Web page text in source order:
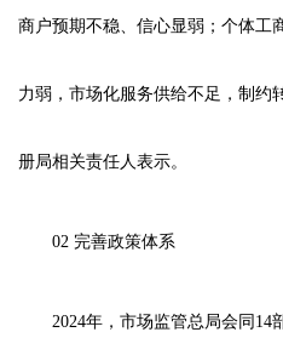
商户预期不稳、信心显弱；个体工
力弱，市场化服务供给不足，制约
册局相关责任人表示。
02 完善政策体系
2024年，市场监管总局会同